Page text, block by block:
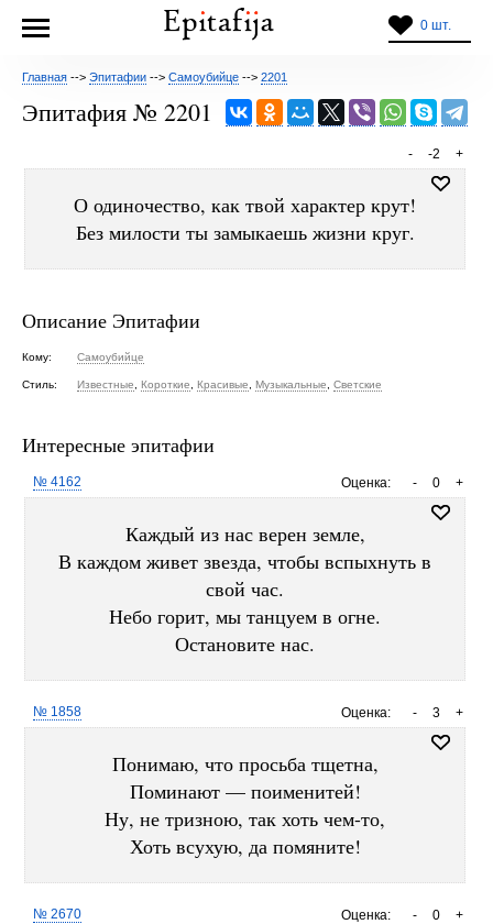
0 шт.
Главная --> Эпитафии --> Самоубийце --> 2201
Эпитафия № 2201
+
-2
-
О одиночество, как твой характер крут!
Без милости ты замыкаешь жизни круг.
Описание Эпитафии
Кому: Самоубийце
Стиль: Известные Короткие Красивые Музыкальные Светские
Интересные эпитафии
Оценка: +
0
-
№ 4162
Каждый из нас верен земле,
В каждом живет звезда, чтобы вспыхнуть в
свой час.
Небо горит, мы танцуем в огне.
Остановите нас.
Оценка: +
3
-
№ 1858
Понимаю, что просьба тщетна,
Поминают — поименитей!
Ну, не тризною, так хоть чем-то,
Хоть всухую, да помяните!
Оценка: +
0
-
№ 2670